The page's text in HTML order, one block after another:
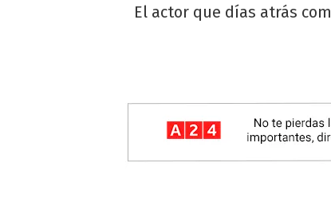
El actor que días atrás